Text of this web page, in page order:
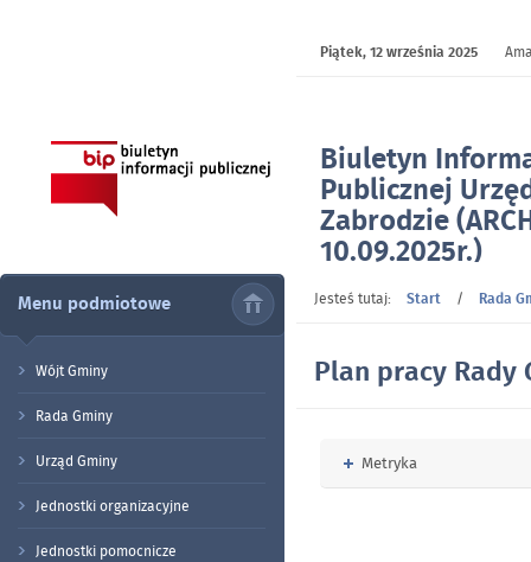
Biuletyn
Publicznej
Zabrodzie
10.09.2025r.)
- Plan pracy
Piątek,12 września 2025
Menu podmiotowe
Wójt Gminy
Rada Gminy
Urząd Gminy
Jednostki organizacyjne
Jednostki pomocnicze
Jesteś tutaj: Start / Rada
Plan pracy Rady
Rozwiń
Metryka